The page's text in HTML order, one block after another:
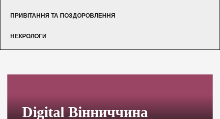
ПРИВІТАННЯ ТА ПОЗДОРОВЛЕННЯ
НЕКРОЛОГИ
Digital Вінниччина